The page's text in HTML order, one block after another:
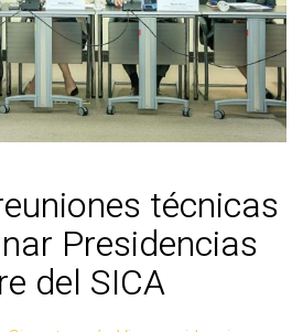
técnicas
Presidencias
del SICA